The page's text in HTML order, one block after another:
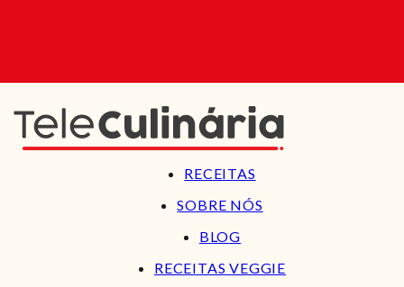
RECEITAS
SOBRE NÓS
BLOG
RECEITAS VEGGIE